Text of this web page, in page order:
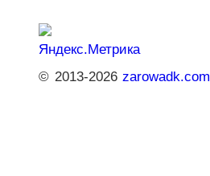
© 2013-2026zarowadk.com